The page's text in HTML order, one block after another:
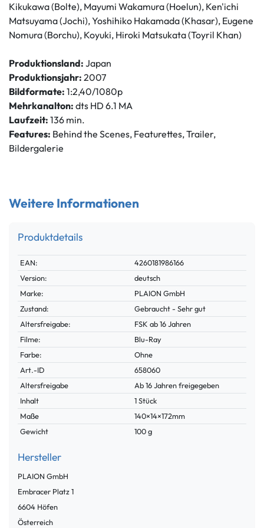
Kikukawa (Bolte), Mayumi Wakamura (Hoelun), Ken'ichi
Matsuyama (Jochi), Yoshihiko Hakamada (Khasar), Eugene
Nomura (Borchu), Koyuki, Hiroki Matsukata (Toyril Khan)
Produktionsland: Japan
Produktionsjahr: 2007
Bildformate: 1:2,40/1080p
Mehrkanalton: dts HD 6.1 MA
Laufzeit: 136 min.
Features: Behind the Scenes, Featurettes, Trailer,
Bildergalerie
Weitere Informationen
Produktdetails
Technisches
Merkmal
Wert
EAN:
4260181986166
Version:
deutsch
Marke:
PLAION GmbH
Zustand:
Gebraucht - Sehr gut
Altersfreigabe:
FSK ab 16 Jahren
Filme:
Blu-Ray
Farbe:
Ohne
Technisches
Merkmal
Wert
Art.-ID
658060
Altersfreigabe
Ab 16 Jahren freigegeben
Inhalt
1 Stück
Maße
140×14×172mm
Gewicht
100 g
Hersteller
PLAION GmbH
Embracer Platz1
6604 Höfen
Österreich